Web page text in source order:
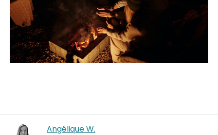
Angélique W.